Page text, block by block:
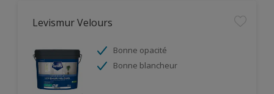
Levismur Velours
Bonne opacité
Bonne blancheur